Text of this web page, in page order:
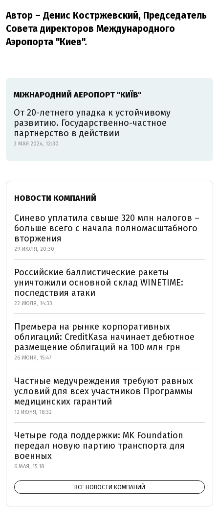
Автор – Денис Костржевский, Председатель
Совета директоров Международного
Аэропорта "Киев".
МІЖНАРОДНИЙ АЕРОПОРТ "КИЇВ"
От 20-летнего упадка к устойчивому
развитию. Государственно-частное
партнерство в действии
3 МАЯ 2024, 12:30
НОВОСТИ КОМПАНИЙ
Синево уплатила свыше 320 млн налогов –
больше всего с начала полномасштабного
вторжения
29 ИЮЛЯ, 20:30
Российские баллистические ракеты
уничтожили основной склад WINETIME:
последствия атаки
22 ИЮЛЯ, 14:33
Премьера на рынке корпоративных
облигаций: CreditKasa начинает дебютное
размещение облигаций на 100 млн грн
26 ИЮНЯ, 15:47
Частные медучреждения требуют равных
условий для всех участников Программы
медицинских гарантий
12 ИЮНЯ, 18:32
Четыре года поддержки: MK Foundation
передал новую партию транспорта для
военных
6 МАЯ, 15:18
ВСЕ НОВОСТИ КОМПАНИЙ